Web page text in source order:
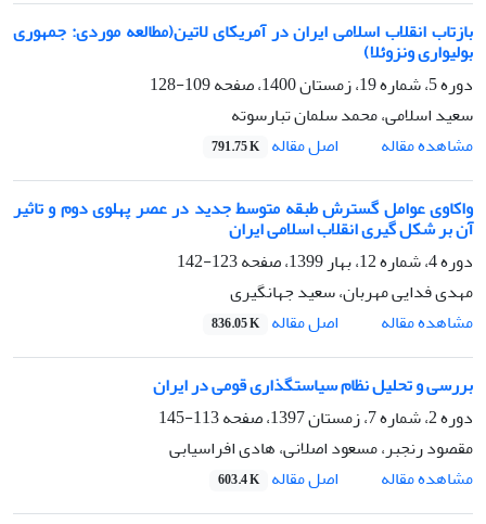
بازتاب انقلاب اسلامی ایران در آمریکای لاتین(مطالعه موردی: جمهوری
بولیواری ونزوئلا)
دوره 5، شماره 19، زمستان 1400، صفحه
109-128
سعید اسلامی، محمد سلمان تبارسوته
مشاهده مقاله
اصل مقاله 791.75 K
واکاوی عوامل گسترش طبقه متوسط جدید در عصر پهلوی دوم و تاثیر
آن بر شکل گیری انقلاب اسلامی ایران
دوره 4، شماره 12، بهار 1399، صفحه
123-142
مهدی فدایی مهربان، سعید جهانگیری
مشاهده مقاله
اصل مقاله 836.05 K
بررسی و تحلیل نظام سیاستگذاری قومی در ایران
دوره 2، شماره 7، زمستان 1397، صفحه
113-145
مقصود رنجبر، مسعود اصلانی، هادی افراسیابی
مشاهده مقاله
اصل مقاله 603.4 K